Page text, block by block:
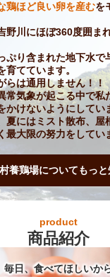
鶏ほど良い卵を産むを
野川にほぼ360度囲ま
ぷり含まれた地下水で
育てています。
らは通用しません！！
常気象が起こる中で私
けないようにしてい
夏にはミスト散布、屋
大限の努力をしてい
養鶏場についてもっと
product
商品紹介
毎日、食べてほしいか